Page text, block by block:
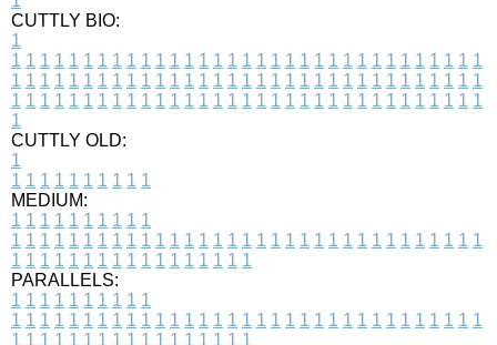
CUTTLY BIO:
1
1 1 1 1 1 1 1 1 1 1 1 1 1 1 1 1 1 1 1 1 1 1 1 1 1 1 1 1 1 1 1 1 1
1 1 1 1 1 1 1 1 1 1 1 1 1 1 1 1 1 1 1 1 1 1 1 1 1 1 1 1 1 1 1 1 1
1 1 1 1 1 1 1 1 1 1 1 1 1 1 1 1 1 1 1 1 1 1 1 1 1 1 1 1 1 1 1 1 1
1
CUTTLY OLD:
1
1 1 1 1 1 1 1 1 1 1
MEDIUM:
1 1 1 1 1 1 1 1 1 1
1 1 1 1 1 1 1 1 1 1 1 1 1 1 1 1 1 1 1 1 1 1 1 1 1 1 1 1 1 1 1 1 1
1 1 1 1 1 1 1 1 1 1 1 1 1 1 1 1 1
PARALLELS:
1 1 1 1 1 1 1 1 1 1
1 1 1 1 1 1 1 1 1 1 1 1 1 1 1 1 1 1 1 1 1 1 1 1 1 1 1 1 1 1 1 1 1
1 1 1 1 1 1 1 1 1 1 1 1 1 1 1 1 1